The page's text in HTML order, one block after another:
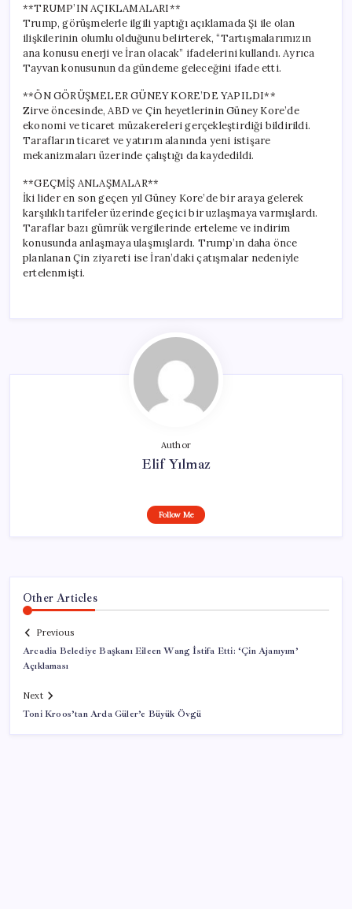
**TRUMP’IN AÇIKLAMALARI**
Trump, görüşmelerle ilgili yaptığı açıklamada Şi ile olan
ilişkilerinin olumlu olduğunu belirterek, “Tartışmalarımızın
ana konusu enerji ve İran olacak” ifadelerini kullandı. Ayrıca
Tayvan konusunun da gündeme geleceğini ifade etti.
**ÖN GÖRÜŞMELER GÜNEY KORE’DE YAPILDI**
Zirve öncesinde, ABD ve Çin heyetlerinin Güney Kore’de
ekonomi ve ticaret müzakereleri gerçekleştirdiği bildirildi.
Tarafların ticaret ve yatırım alanında yeni istişare
mekanizmaları üzerinde çalıştığı da kaydedildi.
**GEÇMİŞ ANLAŞMALAR**
İki lider en son geçen yıl Güney Kore’de bir araya gelerek
karşılıklı tarifeler üzerinde geçici bir uzlaşmaya varmışlardı.
Taraflar bazı gümrük vergilerinde erteleme ve indirim
konusunda anlaşmaya ulaşmışlardı. Trump’ın daha önce
planlanan Çin ziyareti ise İran’daki çatışmalar nedeniyle
ertelenmişti.
Author
Elif Yılmaz
Follow Me
Other Articles
Previous
Arcadia Belediye Başkanı Eileen Wang İstifa Etti: ‘Çin Ajanıyım’
Açıklaması
Next
Toni Kroos’tan Arda Güler’e Büyük Övgü